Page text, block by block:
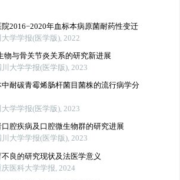
2016−2020年血标本病原菌耐药性变迁
学学报(医学版), 2022
物与骨关节炎关系的研究新进展
大学学报(医学版), 2023
耐碳青霉烯肠杆菌目菌株的流行病学分
学学报(医学版), 2023
腔疾病及口腔微生物群的研究进展
大学学报(医学版), 2023
良的研究现状及法医学意义
医科大学学报, 2024